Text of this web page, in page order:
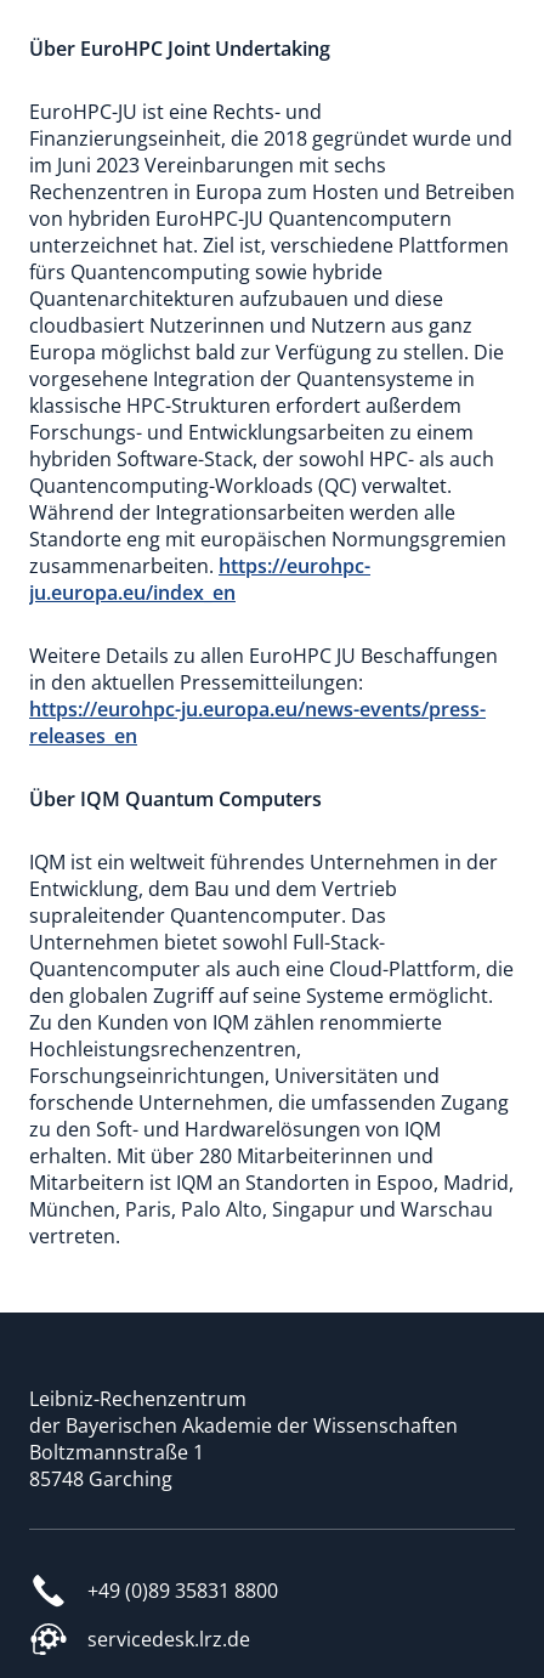
Über EuroHPC Joint Undertaking
EuroHPC-JU ist eine Rechts- und
Finanzierungseinheit, die 2018 gegründet wurde und
im Juni 2023 Vereinbarungen mit sechs
Rechenzentren in Europa zum Hosten und Betreiben
von hybriden EuroHPC-JU Quantencomputern
unterzeichnet hat. Ziel ist, verschiedene Plattformen
fürs Quantencomputing sowie hybride
Quantenarchitekturen aufzubauen und diese
cloudbasiert Nutzerinnen und Nutzern aus ganz
Europa möglichst bald zur Verfügung zu stellen. Die
vorgesehene Integration der Quantensysteme in
klassische HPC-Strukturen erfordert außerdem
Forschungs- und Entwicklungsarbeiten zu einem
hybriden Software-Stack, der sowohl HPC- als auch
Quantencomputing-Workloads (QC) verwaltet.
Während der Integrationsarbeiten werden alle
Standorte eng mit europäischen Normungsgremien
zusammenarbeiten. https://eurohpc-
ju.europa.eu/index_en
Weitere Details zu allen EuroHPC JU Beschaffungen
in den aktuellen Pressemitteilungen:
https://eurohpc-ju.europa.eu/news-events/press-
releases_en
Über IQM Quantum Computers
IQM ist ein weltweit führendes Unternehmen in der
Entwicklung, dem Bau und dem Vertrieb
supraleitender Quantencomputer. Das
Unternehmen bietet sowohl Full-Stack-
Quantencomputer als auch eine Cloud-Plattform, die
den globalen Zugriff auf seine Systeme ermöglicht.
Zu den Kunden von IQM zählen renommierte
Hochleistungsrechenzentren,
Forschungseinrichtungen, Universitäten und
forschende Unternehmen, die umfassenden Zugang
zu den Soft- und Hardwarelösungen von IQM
erhalten. Mit über 280 Mitarbeiterinnen und
Mitarbeitern ist IQM an Standorten in Espoo, Madrid,
München, Paris, Palo Alto, Singapur und Warschau
vertreten.
Leibniz-Rechenzentrum
der Bayerischen Akademie der Wissenschaften
Boltzmannstraße 1
85748 Garching
+49 (0)89 35831 8800
servicedesk.lrz.de